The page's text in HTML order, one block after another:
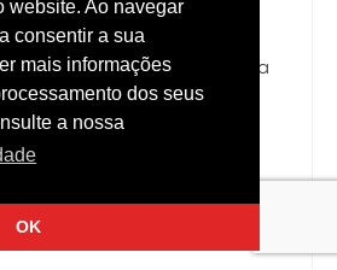
website. Ao navegar
consentir a sua
mais informações
dos seus
a nossa
OK
| PORTO Hospital
do Porto encontra-se a
Veterinários(as)...
+